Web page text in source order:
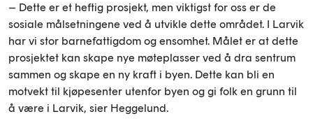
– Dette er et heftig prosjekt, men viktigst for oss er de
sosiale målsetningene ved å utvikle dette området. I Larvik
har vi stor barnefattigdom og ensomhet. Målet er at dette
prosjektet kan skape nye møteplasser ved å dra sentrum
sammen og skape en ny kraft i byen. Dette kan bli en
motvekt til kjøpesenter utenfor byen og gi folk en grunn til
å være i Larvik, sier Heggelund.